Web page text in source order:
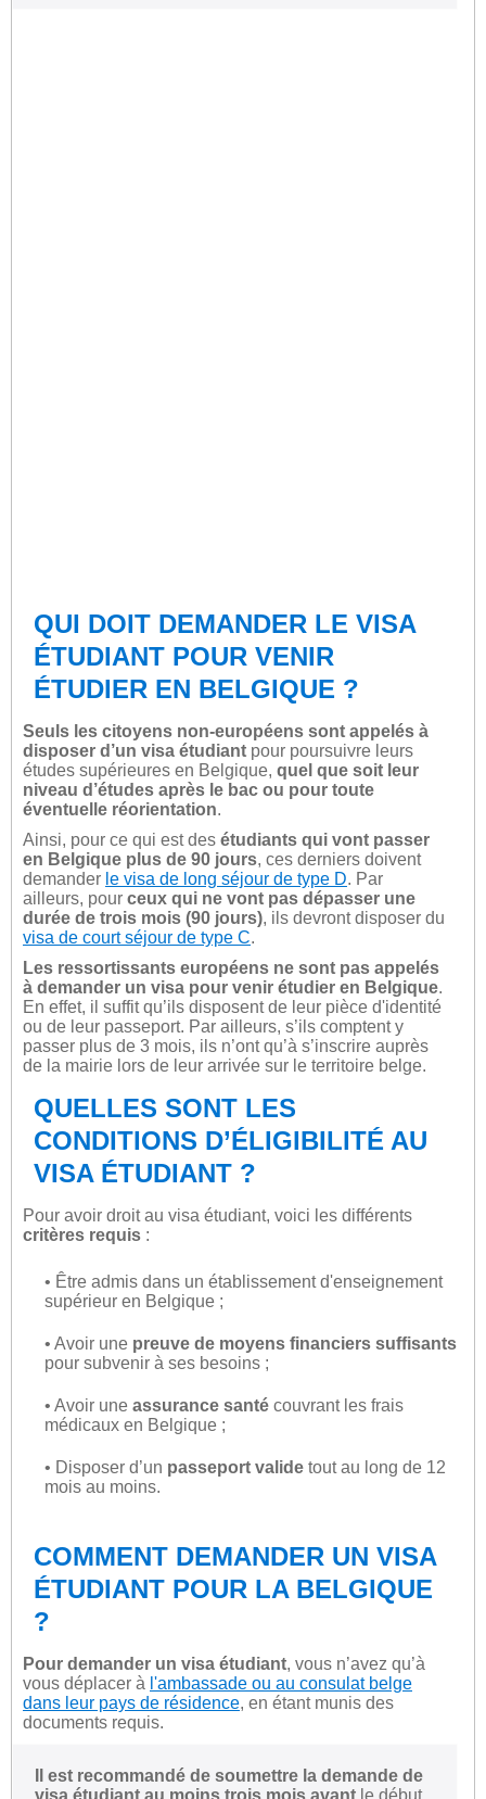
QUI DOIT DEMANDER LE VISA
ÉTUDIANT POUR VENIR
ÉTUDIER EN BELGIQUE ?
Seuls les citoyens non-européens sont appelés à
disposer d’un visa étudiant pour poursuivre leurs
études supérieures en Belgique, quel que soit leur
niveau d’études après le bac ou pour toute
éventuelle réorientation.
Ainsi, pour ce qui est des étudiants qui vont passer
en Belgique plus de 90 jours, ces derniers doivent
demander le visa de long séjour de type D. Par
ailleurs, pour ceux qui ne vont pas dépasser une
durée de trois mois (90 jours), ils devront disposer du
visa de court séjour de type C.
Les ressortissants européens ne sont pas appelés
à demander un visa pour venir étudier en Belgique.
En effet, il suffit qu’ils disposent de leur pièce d'identité
ou de leur passeport. Par ailleurs, s’ils comptent y
passer plus de 3 mois, ils n’ont qu’à s’inscrire auprès
de la mairie lors de leur arrivée sur le territoire belge.
QUELLES SONT LES
CONDITIONS D’ÉLIGIBILITÉ AU
VISA ÉTUDIANT ?
Pour avoir droit au visa étudiant, voici les différents
critères requis :
• Être admis dans un établissement d'enseignement
supérieur en Belgique ;
• Avoir une preuve de moyens financiers suffisants
pour subvenir à ses besoins ;
• Avoir une assurance santé couvrant les frais
médicaux en Belgique ;
• Disposer d’un passeport valide tout au long de 12
mois au moins.
COMMENT DEMANDER UN VISA
ÉTUDIANT POUR LA BELGIQUE
?
Pour demander un visa étudiant, vous n’avez qu’à
vous déplacer à l'ambassade ou au consulat belge
dans leur pays de résidence, en étant munis des
documents requis.
Il est recommandé de soumettre la demande de
visa étudiant au moins trois mois avant le début